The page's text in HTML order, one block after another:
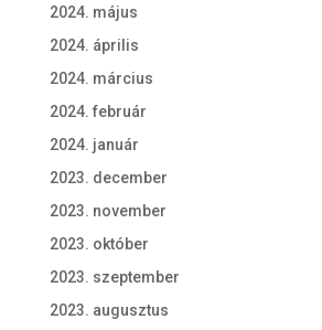
2024. május
2024. április
2024. március
2024. február
2024. január
2023. december
2023. november
2023. október
2023. szeptember
2023. augusztus